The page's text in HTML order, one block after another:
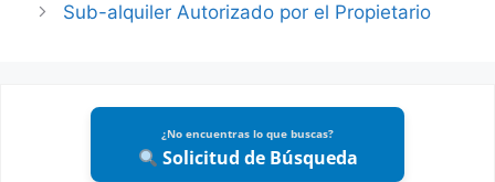
Sub-alquiler Autorizado por el Propietario
¿No encuentras lo que buscas?
Solicitud de Búsqueda